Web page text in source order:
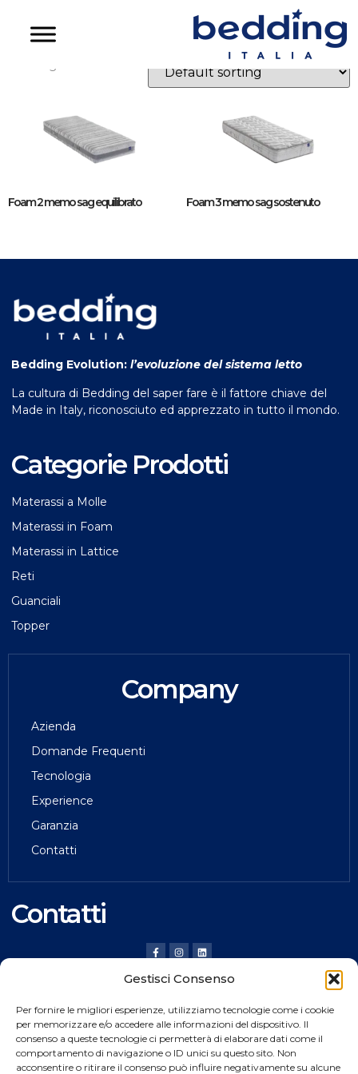
Gestisci Consenso
Per fornire le migliori esperienze, utilizziamo tecnologie come i cookie
per memorizzare e/o accedere alle informazioni del dispositivo. Il
consenso a queste tecnologie ci permetterà di elaborare dati come il
comportamento di navigazione o ID unici su questo sito. Non
acconsentire o ritirare il consenso può influire negativamente su alcune
Linea foam
Foam 2 memo sag equilibrato Foam 3 memo sag sostenuto
Bedding Evolution: l’evoluzione del sistema letto
La cultura di Bedding del saper fare è il fattore chiave del
Made in Italy, riconosciuto ed apprezzato in tutto il mondo.
Categorie Prodotti
Materassi a Molle
Materassi in Foam
Materassi in Lattice
Reti
Guanciali
Topper
Company
Azienda
Domande Frequenti
Tecnologia
Experience
Garanzia
Contatti
Contatti
HILDING ANDERS ITALY SRL
Via Verona, 20 36020 Pove del Grappa (VI) Italy
Tel.+39 0424 8008
Fax +39 0424 800926